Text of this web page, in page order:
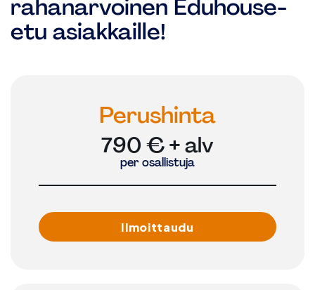
rahanarvoinen Eduhouse-
etu asiakkaille!
Perushinta
790 € + alv
per osallistuja
Ilmoittaudu